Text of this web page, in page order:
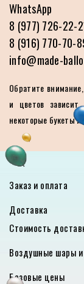
WhatsApp
8 (977) 726-22-
8 (916) 770-70-
info@made-
Обратите
и цветов
некоторые букеты
Заказ и оплата
Доставка
Стоимость
Воздушные шары
Базовые цены